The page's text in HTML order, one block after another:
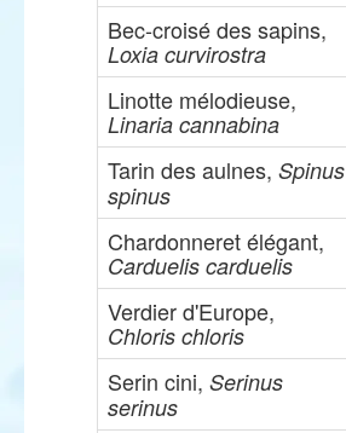
Bec-croisé des sapins,
Loxia curvirostra
Linotte mélodieuse,
Linaria cannabina
Tarin des aulnes, Spinus
spinus
Chardonneret élégant,
Carduelis carduelis
Verdier d'Europe,
Chloris chloris
Serin cini, Serinus
serinus